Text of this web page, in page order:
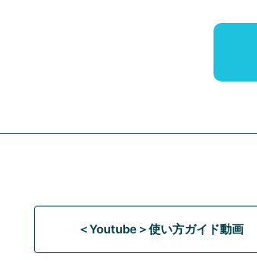
＜Youtube＞使い方ガイド動画